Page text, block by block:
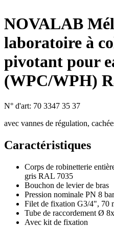
NOVALAB
laboratoire à
pivotant pour
(WPC/WPH)
N° d'art: 70 3347 35 37
avec vannes de régulation,
Caractéristiques
Corps de robinetterie
gris RAL 7035
Bouchon de levier de bras
Pression nominale PN 8 bar
Filet de fixation G3/4", 70
Tube de raccordement Ø
Avec kit de fixation